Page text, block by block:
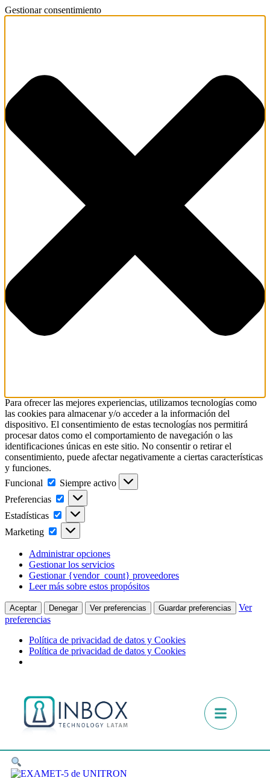
Gestionar consentimiento
Para ofrecer las mejores experiencias, utilizamos tecnologías como
las cookies para almacenar y/o acceder a la información del
dispositivo. El consentimiento de estas tecnologías nos permitirá
procesar datos como el comportamiento de navegación o las
identificaciones únicas en este sitio. No consentir o retirar el
consentimiento, puede afectar negativamente a ciertas características
y funciones.
Funcional
Siempre activo
Preferencias
Estadísticas
Marketing
Administrar opciones
Gestionar los servicios
Gestionar {vendor_count} proveedores
Leer más sobre estos propósitos
Aceptar Denegar Ver preferencias Guardar preferencias
Ver
preferencias
Política de privacidad de datos y Cookies
Política de privacidad de datos y Cookies